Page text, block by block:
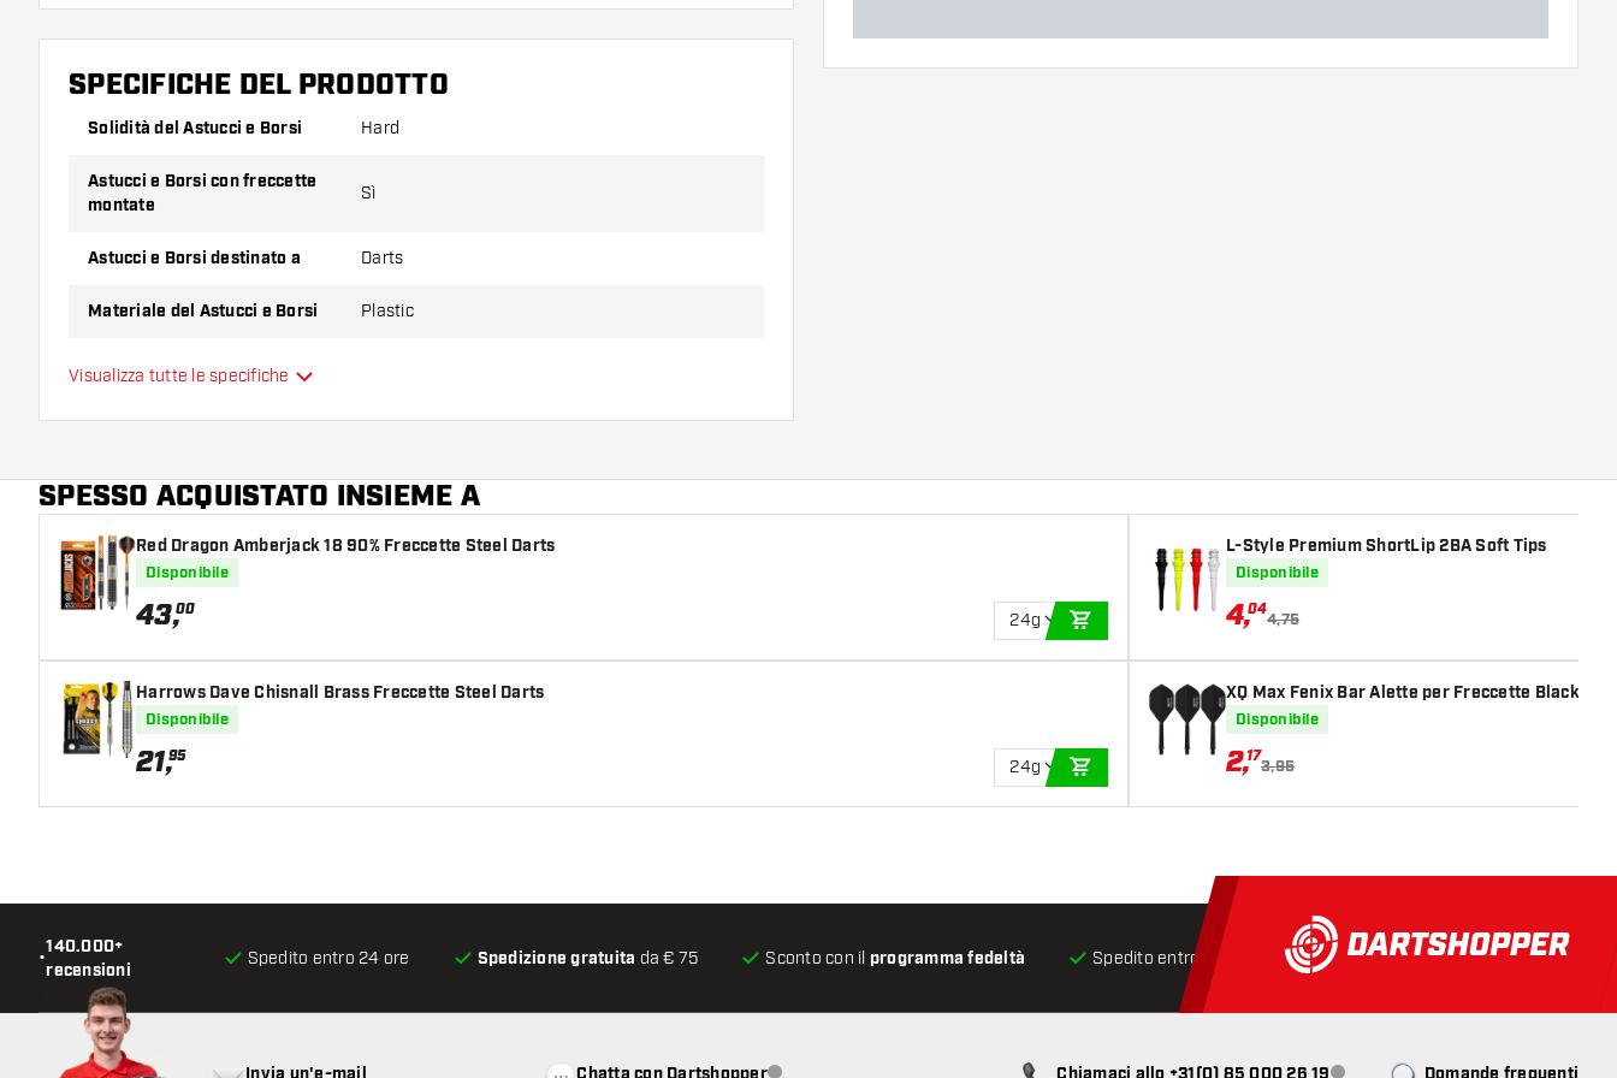
SPECIFICHE DEL PRODOTTO
Solidità del Astucci e Borsi Hard
Astucci e Borsi con freccette
montate
Sì
Astucci e Borsi destinato a Darts
Materiale del Astucci e Borsi Plastic
Capacità del Astucci e Borsi
Colore principale
Visualizza tutte le specifiche
SPESSO ACQUISTATO INSIEME A
Red Dragon Amberjack 18 90% Freccette Steel Darts
Disponibile
43,00
24g
AGGIUNGI AL CARRELLO
Harrows Dave Chisnall Brass Freccette Steel Darts
Disponibile
21,95
24g
AGGIUNGI AL CARRELLO
L-Style Premium ShortLip 2BA Soft Tips
Disponibile
4,04
4,75
XQ Max Fenix Bar Alette per Freccette Black
Disponibile
2,17
3,95
•
140.000+
recensioni
Spedito entro 24 ore Spedizione gratuita da € 75 Sconto con il programma fedeltà Spedito entro 24 ore Spedizione gratuitada € 75